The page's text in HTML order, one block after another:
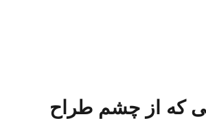
که از چشم طراح